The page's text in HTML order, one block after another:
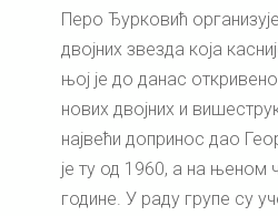
Перо Ђурковић
двојних звезда која
њој је до данас
нових двојних и
највећи допринос дао
је ту од 1960, а на њеном
године. У раду групе су